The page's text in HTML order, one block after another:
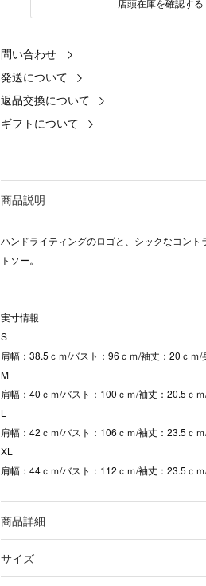
店頭在庫を確認する
問い合わせ
発送について
返品交換について
ギフトについて
商品説明
ハンドライティングのロゴと、シックなコント
トソー。
実寸情報
S
肩幅：38.5ｃｍ/バスト：96ｃｍ/袖丈：20ｃｍ/
M
肩幅：40ｃｍ/バスト：100ｃｍ/袖丈：20.5ｃ
L
肩幅：42ｃｍ/バスト：106ｃｍ/袖丈：23.5ｃ
XL
肩幅：44ｃｍ/バスト：112ｃｍ/袖丈：23.5ｃ
商品詳細
サイズ